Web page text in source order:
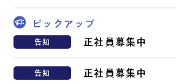
ピックアップ
告知 正社員募集中
告知 正社員募集中